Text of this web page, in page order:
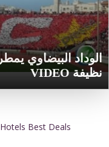
الوداد البيضاوي
نظيفة VIDEO
Best Deals